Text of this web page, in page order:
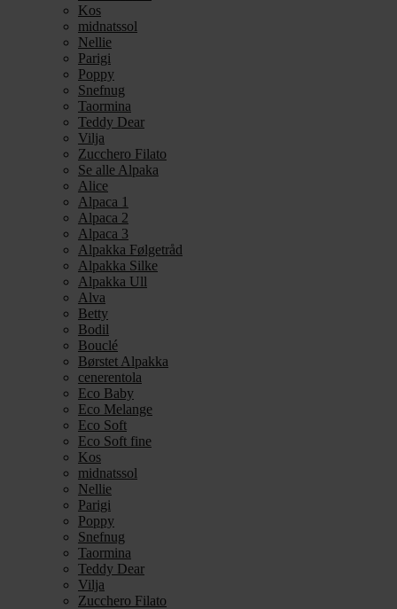
Kos
midnatssol
Nellie
Parigi
Poppy
Snefnug
Taormina
Teddy Dear
Vilja
Zucchero Filato
Se alle Alpaka
Alice
Alpaca 1
Alpaca 2
Alpaca 3
Alpakka Følgetråd
Alpakka Silke
Alpakka Ull
Alva
Betty
Bodil
Bouclé
Børstet Alpakka
cenerentola
Eco Baby
Eco Melange
Eco Soft
Eco Soft fine
Kos
midnatssol
Nellie
Parigi
Poppy
Snefnug
Taormina
Teddy Dear
Vilja
Zucchero Filato